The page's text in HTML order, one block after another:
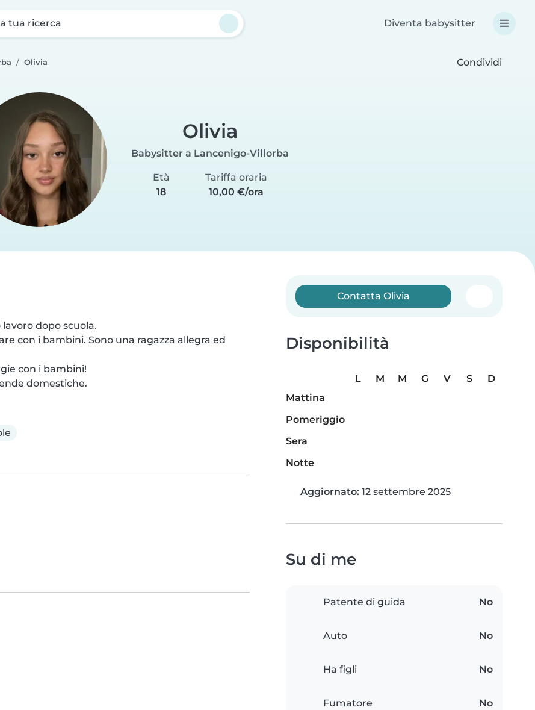
tua ricerca Diventa babysitter
Olivia Condividi
Olivia
Babysitter a Lancenigo-Villorba
Età
18
Tariffa oraria
10,00 €/ora
dopo scuola.
con i bambini. Sono una ragazza allegra ed
con i bambini!
domestiche.
Contatta Olivia
Disponibilità
L M M G V S
D
Mattina
Pomeriggio
Sera
Notte
Aggiornato: 12 settembre 2025
Su di me
Patente di guida No
Auto No
Ha figli No
Fumatore No